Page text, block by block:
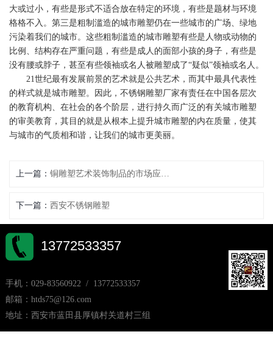
大或过小，有些是形式不适合放在特定的环境，有些是题材与环境
格格不入。第三是粗制滥造的城市雕塑仍在一些城市的广场、绿地
污染着我们的城市。这些粗制滥造的城市雕塑有些是人物或动物的
比例、结构存在严重问题，有些是成人的面部小孩的身子，有些是
没有腰或脖子，甚至有些领袖或名人被雕塑成了“疑似”领袖或名人。
21世纪最有发展前景的艺术就是公共艺术，而其中最具代表性
的样式就是城市雕塑。因此，不锈钢雕塑厂家有责任在中国各层次
的教育机构、在社会的各个阶层，进行持久而广泛的有关城市雕塑
的审美教育，其目的就是从根本上提升城市雕塑的内在质量，使其
与城市的气质相和谐，让我们的城市更美丽。
上一篇：
下一篇： 西安不锈钢雕塑
13772533357
手机：029-83560922 / 13772533357
邮箱：htds75@126.com
地址：西安市蓝田县厚镇村关道村三组